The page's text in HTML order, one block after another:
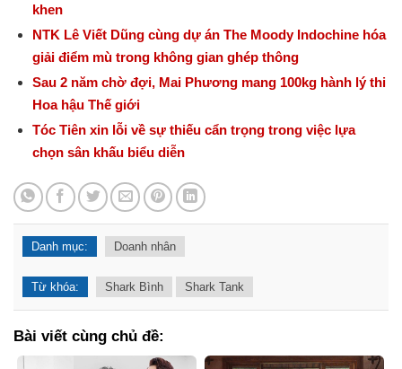
khen
NTK Lê Viết Dũng cùng dự án The Moody Indochine hóa
giải điểm mù trong không gian ghép thông
Sau 2 năm chờ đợi, Mai Phương mang 100kg hành lý thi
Hoa hậu Thế giới
Tóc Tiên xin lỗi về sự thiếu cẩn trọng trong việc lựa
chọn sân khấu biểu diễn
Danh mục: Doanh nhân
Từ khóa: Shark Bình Shark Tank
Bài viết cùng chủ đề: